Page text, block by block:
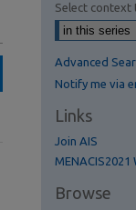
Select context
Advanced
Notify me via
Links
Join AIS
MENACIS2021
Browse